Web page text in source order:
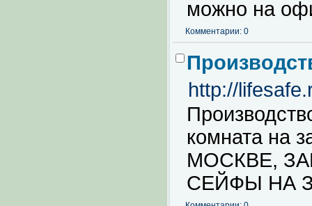
можно на
Комментарии: 0
http://
комната на
МОСКВЕ,
СЕЙФЫ НА